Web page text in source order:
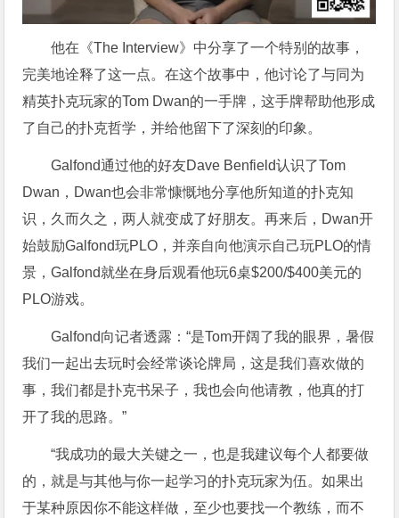
他在《The Interview》中分享了一个特别的故事，
完美地诠释了这一点。在这个故事中，他讨论了与同为
精英扑克玩家的Tom Dwan的一手牌，这手牌帮助他形成
了自己的扑克哲学，并给他留下了深刻的印象。
Galfond通过他的好友Dave Benfield认识了Tom
Dwan，Dwan也会非常慷慨地分享他所知道的扑克知
识，久而久之，两人就变成了好朋友。再来后，Dwan开
始鼓励Galfond玩PLO，并亲自向他演示自己玩PLO的情
景，Galfond就坐在身后观看他玩6桌$200/$400美元的
PLO游戏。
Galfond向记者透露：“是Tom开阔了我的眼界，暑假
我们一起出去玩时会经常谈论牌局，这是我们喜欢做的
事，我们都是扑克书呆子，我也会向他请教，他真的打
开了我的思路。”
“我成功的最大关键之一，也是我建议每个人都要做
的，就是与其他与你一起学习的扑克玩家为伍。如果出
于某种原因你不能这样做，至少也要找一个教练，而不